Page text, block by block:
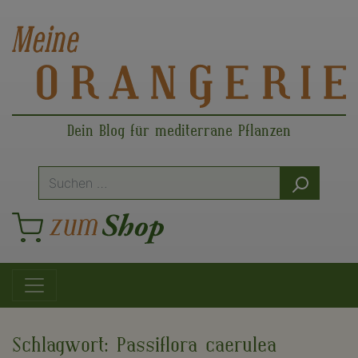
Dein Blog für mediterrane Pflanzen
Suche
nach:
Hauptnavigation
Schlagwort: Passiflora caerulea